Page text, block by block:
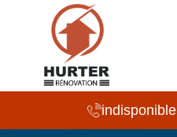
indisponible